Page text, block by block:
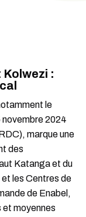
:
le
2024
marque une
des
Katanga et du
les Centres de
de Enabel,
moyennes